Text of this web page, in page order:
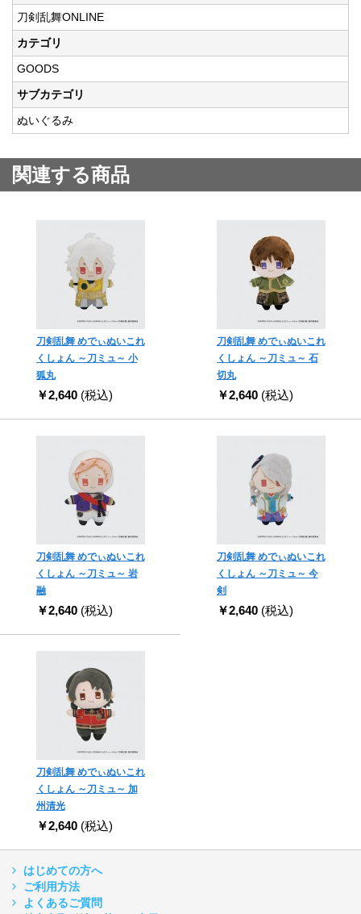
刀剣乱舞ONLINE
カテゴリ
GOODS
サブカテゴリ
ぬいぐるみ
関連する商品
刀剣乱舞 めでぃぬいこれ
くしょん ～刀ミュ～ 小
狐丸
￥2,640 (税込)
刀剣乱舞 めでぃぬいこれ
くしょん ～刀ミュ～ 石
切丸
￥2,640 (税込)
刀剣乱舞 めでぃぬいこれ
くしょん ～刀ミュ～ 岩
融
￥2,640 (税込)
刀剣乱舞 めでぃぬいこれ
くしょん ～刀ミュ～ 今
剣
￥2,640 (税込)
刀剣乱舞 めでぃぬいこれ
くしょん ～刀ミュ～ 加
州清光
￥2,640 (税込)
はじめての方へ
ご利用方法
よくあるご質問